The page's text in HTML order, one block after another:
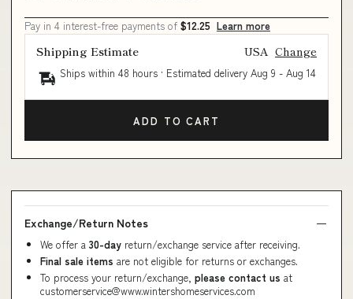
Pay in 4 interest-free payments of $12.25 Learn more
Shipping Estimate USA Change
Ships within 48 hours · Estimated delivery Aug 9 - Aug 14
ADD TO CART
Exchange/Return Notes
We offer a 30-day return/exchange service after receiving.
Final sale items are not eligible for returns or exchanges.
To process your return/exchange, please contact us at
customerservice@www.wintershomeservices.com